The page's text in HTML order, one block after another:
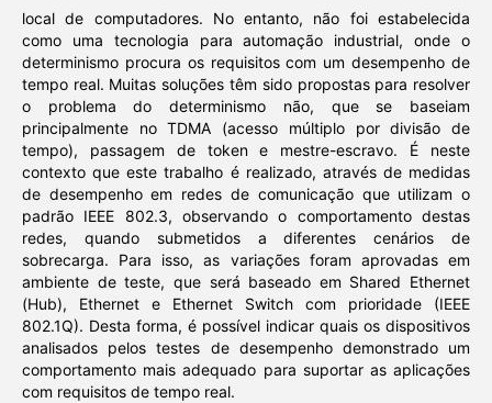
local de computadores. No entanto, não foi estabelecida
como uma tecnologia para automação industrial, onde o
determinismo procura os requisitos com um desempenho de
tempo real. Muitas soluções têm sido propostas para resolver
o problema do determinismo não, que se baseiam
principalmente no TDMA (acesso múltiplo por divisão de
tempo), passagem de token e mestre-escravo. É neste
contexto que este trabalho é realizado, através de medidas
de desempenho em redes de comunicação que utilizam o
padrão IEEE 802.3, observando o comportamento destas
redes, quando submetidos a diferentes cenários de
sobrecarga. Para isso, as variações foram aprovadas em
ambiente de teste, que será baseado em Shared Ethernet
(Hub), Ethernet e Ethernet Switch com prioridade (IEEE
802.1Q). Desta forma, é possível indicar quais os dispositivos
analisados pelos testes de desempenho demonstrado um
comportamento mais adequado para suportar as aplicações
com requisitos de tempo real.